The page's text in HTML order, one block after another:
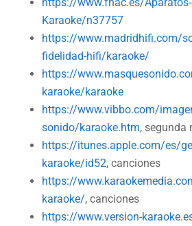
https://www.fnac.es/Aparatos-
Karaoke/n37757
https://www.madridhifi.com/
fidelidad-hifi/karaoke/
https://
karaoke/karaoke
https://www.vibbo.com/
sonido/karaoke.htm, segunda
https://itunes.apple.com/es/
karaoke/id52, canciones
https://
karaoke/, canciones
https://www.version-